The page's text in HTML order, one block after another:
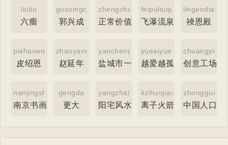
liuliu
六瘤
guoxingcheng
郭兴成
zhengchangjiazhi
正常价值
feipuliuquan
飞瀑流泉
lingendian
祾恩殿
pishaoen
皮绍恩
zhaoyannian
赵延年
yanchengshiyizhong
盐城市一中
yueaiyuegudan
越爱越孤单 创意工场
nanjingshuhuayuan
南京书画院
gengda
更大
yangzhaifengshuiluopan
阳宅风水罗盘
lizihuojian
离子火箭 中国人口史